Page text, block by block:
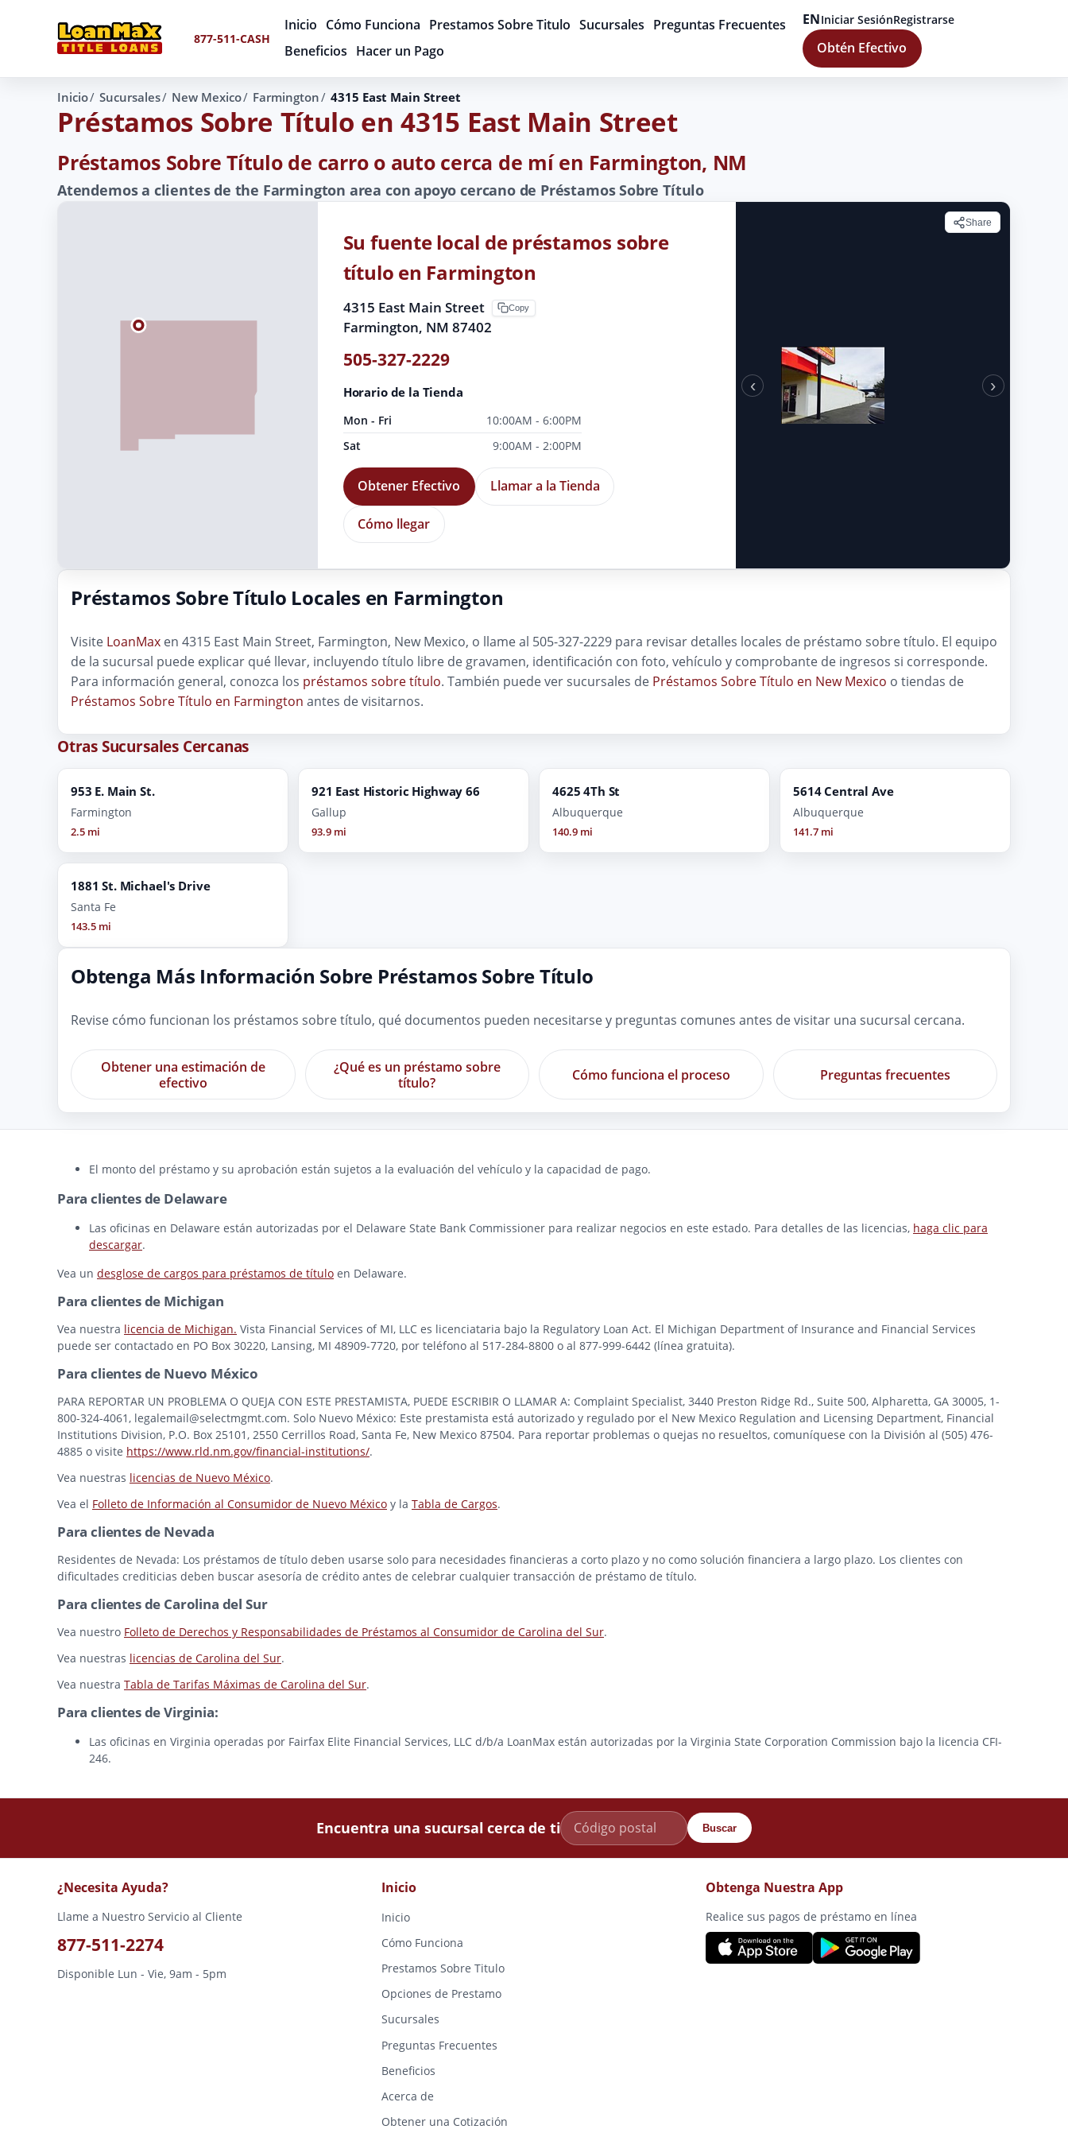
877-511-CASH
Inicio Cómo Funciona Prestamos Sobre Titulo Sucursales Preguntas Frecuentes
Beneficios Hacer un Pago
ENIniciar SesiónRegistrarse
Obtén Efectivo
Inicio Sucursales New Mexico Farmington 4315 East Main Street
Préstamos Sobre Título en 4315 East Main Street
Préstamos Sobre Título de carro o auto cerca de mí en Farmington, NM
Atendemos a clientes de the Farmington area con apoyo cercano de Préstamos Sobre Título
Share
‹ ›
Su fuente local de préstamos sobre
título en Farmington
4315 East Main Street
Farmington, NM 87402
Copy
505-327-2229
Horario de la Tienda
Mon - Fri
10:00AM - 6:00PM
Sat
9:00AM - 2:00PM
Obtener Efectivo Llamar a la Tienda
Cómo llegar
Préstamos Sobre Título Locales en Farmington
Visite LoanMax en 4315 East Main Street, Farmington, New Mexico, o llame al 505-327-2229 para revisar detalles locales de préstamo sobre título. El equipo
de la sucursal puede explicar qué llevar, incluyendo título libre de gravamen, identificación con foto, vehículo y comprobante de ingresos si corresponde.
Para información general, conozca los préstamos sobre título. También puede ver sucursales de Préstamos Sobre Título en New Mexico o tiendas de
Préstamos Sobre Título en Farmington antes de visitarnos.
Otras Sucursales Cercanas
953 E. Main St.
Farmington
2.5 mi
921 East Historic Highway 66
Gallup
93.9 mi
4625 4Th St
Albuquerque
140.9 mi
5614 Central Ave
Albuquerque
141.7 mi
1881 St. Michael's Drive
Santa Fe
143.5 mi
Obtenga Más Información Sobre Préstamos Sobre Título
Revise cómo funcionan los préstamos sobre título, qué documentos pueden necesitarse y preguntas comunes antes de visitar una sucursal cercana.
Obtener una estimación de
efectivo
¿Qué es un préstamo sobre
título?
Cómo funciona el proceso Preguntas frecuentes
El monto del préstamo y su aprobación están sujetos a la evaluación del vehículo y la capacidad de pago.
Para clientes de Delaware
Las oficinas en Delaware están autorizadas por el Delaware State Bank Commissioner para realizar negocios en este estado. Para detalles de las licencias, haga clic para
descargar.
Vea un desglose de cargos para préstamos de título en Delaware.
Para clientes de Michigan
Vea nuestra licencia de Michigan. Vista Financial Services of MI, LLC es licenciataria bajo la Regulatory Loan Act. El Michigan Department of Insurance and Financial Services
puede ser contactado en PO Box 30220, Lansing, MI 48909-7720, por teléfono al 517-284-8800 o al 877-999-6442 (línea gratuita).
Para clientes de Nuevo México
PARA REPORTAR UN PROBLEMA O QUEJA CON ESTE PRESTAMISTA, PUEDE ESCRIBIR O LLAMAR A: Complaint Specialist, 3440 Preston Ridge Rd., Suite 500, Alpharetta, GA 30005, 1-
800-324-4061, legalemail@selectmgmt.com. Solo Nuevo México: Este prestamista está autorizado y regulado por el New Mexico Regulation and Licensing Department, Financial
Institutions Division, P.O. Box 25101, 2550 Cerrillos Road, Santa Fe, New Mexico 87504. Para reportar problemas o quejas no resueltos, comuníquese con la División al (505) 476-
4885 o visite https://www.rld.nm.gov/financial-institutions/.
Vea nuestras licencias de Nuevo México.
Vea el Folleto de Información al Consumidor de Nuevo México y la Tabla de Cargos.
Para clientes de Nevada
Residentes de Nevada: Los préstamos de título deben usarse solo para necesidades financieras a corto plazo y no como solución financiera a largo plazo. Los clientes con
dificultades crediticias deben buscar asesoría de crédito antes de celebrar cualquier transacción de préstamo de título.
Para clientes de Carolina del Sur
Vea nuestro Folleto de Derechos y Responsabilidades de Préstamos al Consumidor de Carolina del Sur.
Vea nuestras licencias de Carolina del Sur.
Vea nuestra Tabla de Tarifas Máximas de Carolina del Sur.
Para clientes de Virginia:
Las oficinas en Virginia operadas por Fairfax Elite Financial Services, LLC d/b/a LoanMax están autorizadas por la Virginia State Corporation Commission bajo la licencia CFI-
246.
Encuentra una sucursal cerca de ti Buscar
¿Necesita Ayuda?
Llame a Nuestro Servicio al Cliente
877-511-2274
Disponible Lun - Vie, 9am - 5pm
Inicio
Inicio
Cómo Funciona
Prestamos Sobre Titulo
Opciones de Prestamo
Sucursales
Preguntas Frecuentes
Beneficios
Acerca de
Obtener una Cotización
Obtenga Nuestra App
Realice sus pagos de préstamo en línea